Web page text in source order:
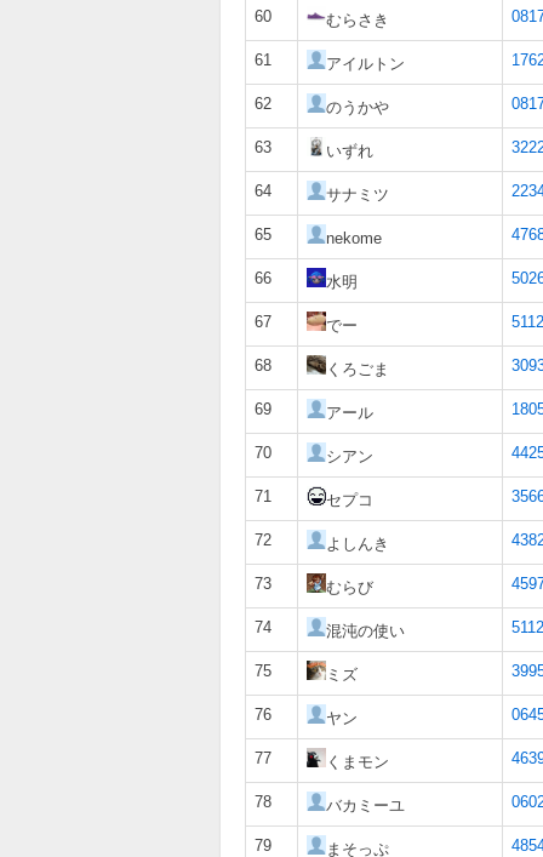
60 むらさき
61 アイルトン
62 のうかや
63 いずれ
64 サナミツ
65 nekome
66 水明
67 でー
68 くろごま
69 アール
70 シアン
71 セプコ
72 よしんき
73 むらび
74 混沌の使い
75 ミズ
76 ヤン
77 くまモン
78 バカミーユ
79 まそっぷ